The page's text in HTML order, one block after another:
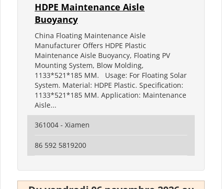
HDPE Maintenance Aisle
Buoyancy
China Floating Maintenance Aisle
Manufacturer Offers HDPE Plastic
Maintenance Aisle Buoyancy, Floating PV
Mounting System, Blow Molding,
1133*521*185 MM. Usage: For Floating Solar
System. Material: HDPE Plastic. Specification:
1133*521*185 MM. Application: Maintenance
Aisle...
361004 - Xiamen
86 592 5819200